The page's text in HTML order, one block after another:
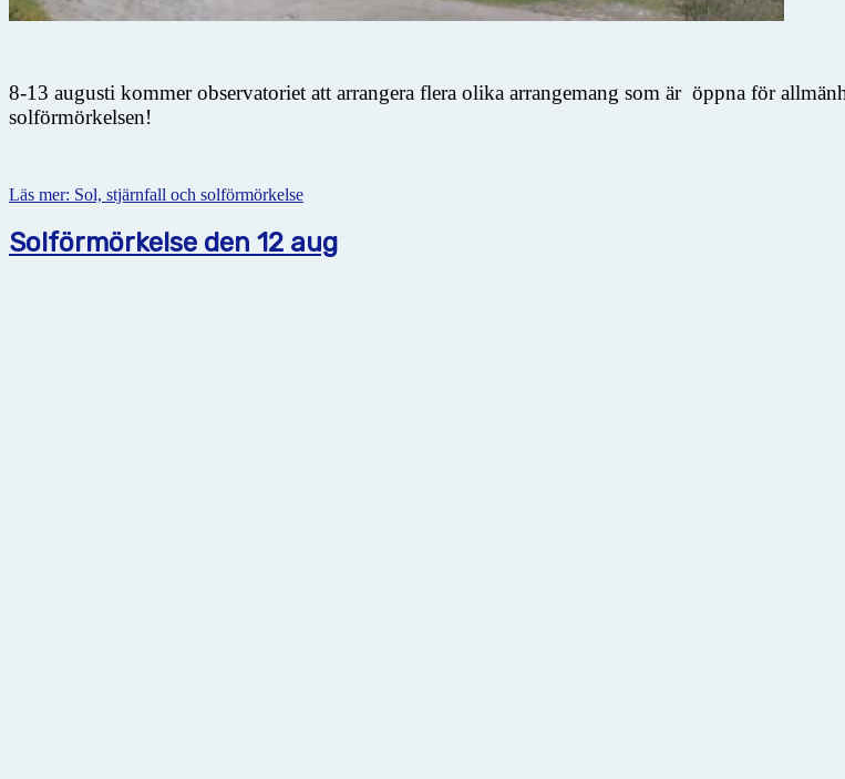
8-13 augusti kommer observatoriet att arrangera flera olika arrangemang som är öppna för
solförmörkelsen!
Läs mer: Sol, stjärnfall och solförmörkelse
Solförmörkelse den 12 aug